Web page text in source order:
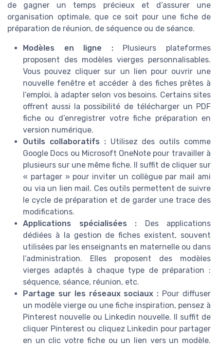
de gagner un temps précieux et d’assurer une
organisation optimale, que ce soit pour une fiche de
préparation de réunion, de séquence ou de séance.
Modèles en ligne :Plusieurs plateformes
proposent des modèles vierges personnalisables.
Vous pouvez cliquer sur un lien pour ouvrir une
nouvelle fenêtre et accéder à des fiches prêtes à
l’emploi, à adapter selon vos besoins. Certains sites
offrent aussi la possibilité de télécharger un PDF
fiche ou d’enregistrer votre fiche préparation en
version numérique.
Outils collaboratifs :Utilisez des outils comme
Google Docs ou Microsoft OneNote pour travailler à
plusieurs sur une même fiche. Il suffit de cliquer sur
« partager » pour inviter un collègue par mail ami
ou via un lien mail. Ces outils permettent de suivre
le cycle de préparation et de garder une trace des
modifications.
Applications spécialisées : Des applications
dédiées à la gestion de fiches existent, souvent
utilisées par les enseignants en maternelle ou dans
l’administration. Elles proposent des modèles
vierges adaptés à chaque type de préparation :
séquence, séance, réunion, etc.
Partage sur les réseaux sociaux : Pour diffuser
un modèle vierge ou une fiche inspiration, pensez à
Pinterest nouvelle ou Linkedin nouvelle. Il suffit de
cliquer Pinterest ou cliquez Linkedin pour partager
en un clic votre fiche ou un lien vers un modèle.